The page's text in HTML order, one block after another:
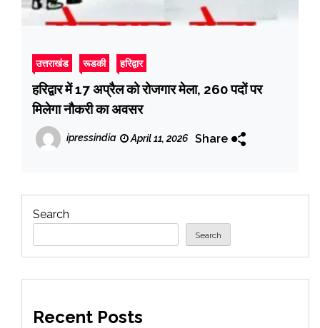
उत्तराखंड रूडकी हरिद्वार
हरिद्वार में 17 अप्रैल को रोजगार मेला, 260 पदों पर
मिलेगा नौकरी का अवसर
ipressindia April 11, 2026 Share
Search
Search
Recent Posts